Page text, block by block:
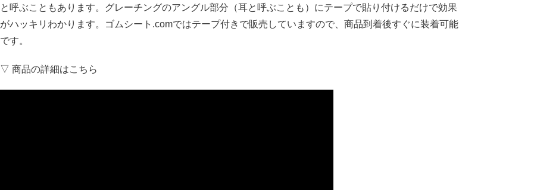
と呼ぶこともあります。グレーチングのアングル部分（耳と呼ぶことも）にテープで貼り付けるだけで効果
がハッキリわかります。ゴムシート.comではテープ付きで販売していますので、商品到着後すぐに装着可能
です。
▽ 商品の詳細はこちら